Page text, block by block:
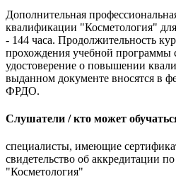
Дополнительная
квалификации "Косметология"
- 144 часа. Продолжительность
прохождения учебной программы
удостоверение о повышении
выданном документе вносятся в
ФРДО.
Слушатели / кто может
специалисты, имеющие
свидетельство об аккредитации
"Косметология"